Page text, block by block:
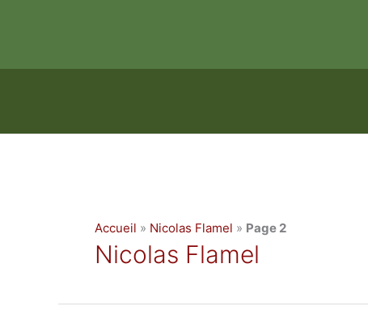
Accueil » Nicolas Flamel » Page 2
Nicolas Flamel